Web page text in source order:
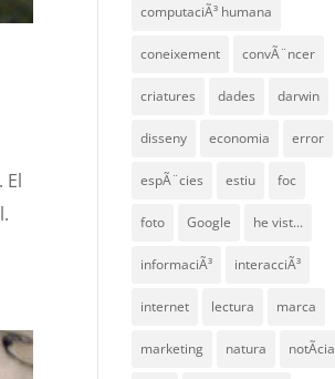
El
computaciÃ³ humana
coneixement convÃ¨ncer
criatures dades darwin
disseny economia error
espÃ¨cies estiu foc
foto Google he vist...
informaciÃ³ interacciÃ³
internet lectura marca
marketing natura notÃ­cia